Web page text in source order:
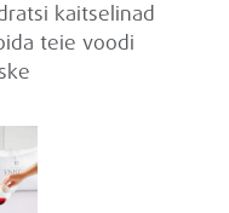
kaitselinad
teie voodi